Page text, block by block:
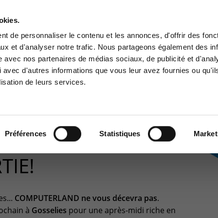
de personnaliser le contenu et les annonces, d'offrir des
et d'analyser notre trafic. Nous partageons également des
avec nos partenaires de médias sociaux, de publicité et
d'autres informations que vous leur avez fournies ou
de leurs services.
Préférences Statistiques
Contactez-nous
Clients
à la zone d'information
client
Centre de services
+32(0)800/12.712
+32(0)800/12.812
Nl)
BUSINESS SOLUTIONS CYBER SÉCURITÉ GOUVERNANCE
DAY :
COMPUTERLAND ne vous décevra pas.
à Gosselies pour une après-midi riche en